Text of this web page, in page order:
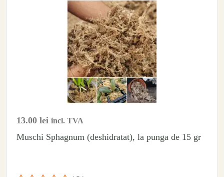
13.00 lei incl. TVA
Muschi Sphagnum (deshidratat), la punga de 15 gr